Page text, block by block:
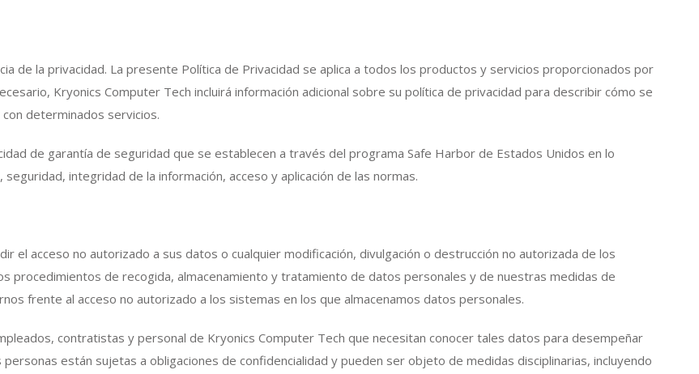
de la privacidad. La presente Política de Privacidad se aplica a todos los productos y servicios proporcionados por
Kryonics Computer Tech incluirá información adicional sobre su política de privacidad para describir cómo se
determinados servicios.
de garantía de seguridad que se establecen a través del programa Safe Harbor de Estados Unidos en lo
integridad de la información, acceso y aplicación de las normas.
el acceso no autorizado a sus datos o cualquier modificación, divulgación o destrucción no autorizada de los
procedimientos de recogida, almacenamiento y tratamiento de datos personales y de nuestras medidas de
frente al acceso no autorizado a los sistemas en los que almacenamos datos personales.
contratistas y personal de Kryonics Computer Tech que necesitan conocer tales datos para desempeñar
están sujetas a obligaciones de confidencialidad y pueden ser objeto de medidas disciplinarias, incluyendo